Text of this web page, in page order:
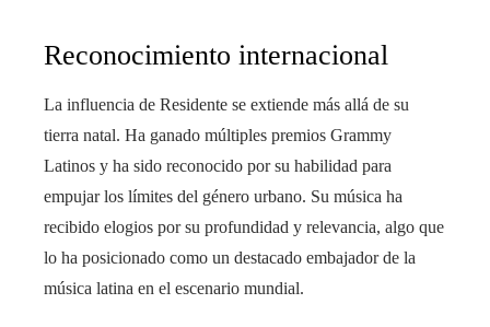
Reconocimiento internacional
La influencia de Residente se extiende más allá de su
tierra natal. Ha ganado múltiples premios Grammy
Latinos y ha sido reconocido por su habilidad para
empujar los límites del género urbano. Su música ha
recibido elogios por su profundidad y relevancia, algo que
lo ha posicionado como un destacado embajador de la
música latina en el escenario mundial.